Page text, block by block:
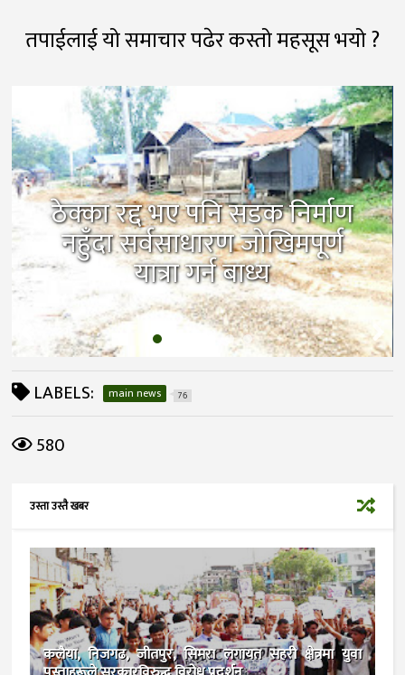
तपाईलाई यो समाचार पढेर कस्तो महसूस भयो ?
ठेक्का रद्द भए पनि सडक निर्माण
नहुँदा सर्वसाधारण जोखिमपूर्ण
यात्रा गर्न बाध्य
LABELS: main news 76
580
उस्ता उस्तै खबर
कलैया, निजगढ, जीतपुर, सिमरा लगायत सहरी क्षेत्रमा युवा